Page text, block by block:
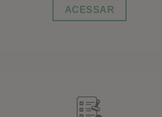
ACESSAR